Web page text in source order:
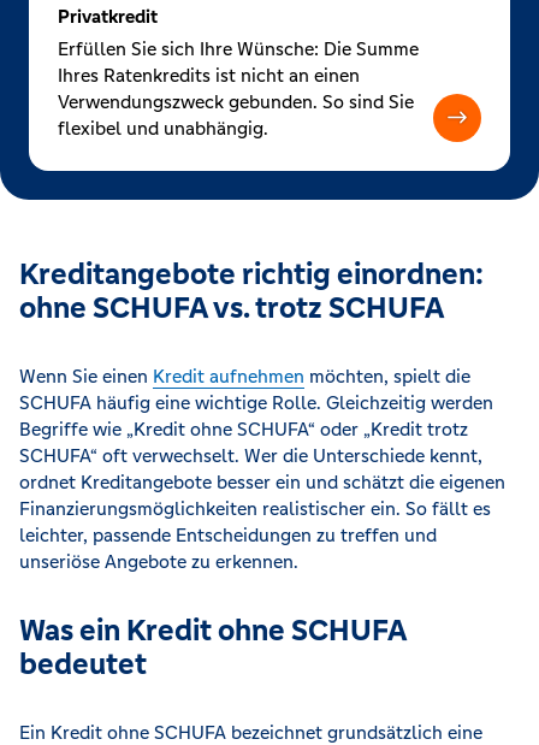
Privatkredit
Erfüllen Sie sich Ihre Wünsche: Die Summe
Ihres Ratenkredits ist nicht an einen
Verwendungszweck gebunden. So sind Sie
flexibel und unabhängig.
Kreditangebote richtig einordnen:
ohne SCHUFA vs. trotz SCHUFA
Wenn Sie einen Kredit aufnehmen möchten, spielt die
SCHUFA häufig eine wichtige Rolle. Gleichzeitig werden
Begriffe wie „Kredit ohne SCHUFA“ oder „Kredit trotz
SCHUFA“ oft verwechselt. Wer die Unterschiede kennt,
ordnet Kreditangebote besser ein und schätzt die eigenen
Finanzierungsmöglichkeiten realistischer ein. So fällt es
leichter, passende Entscheidungen zu treffen und
unseriöse Angebote zu erkennen.
Was ein Kredit ohne SCHUFA
bedeutet
Ein Kredit ohne SCHUFA bezeichnet grundsätzlich eine